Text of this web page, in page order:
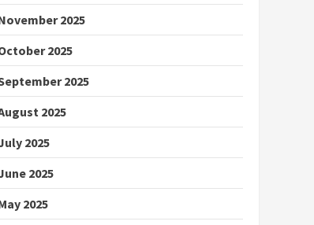
2025
2025
2025
2025
2025
2025
2025